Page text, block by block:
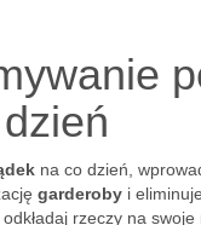
na co dzień,
garderoby i
rzeczy na swoje